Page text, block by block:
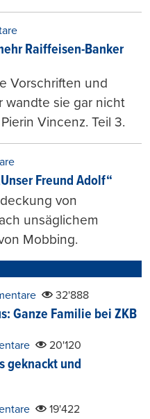
Raiffeisen-Banker
Vorschriften und
wandte sie gar nicht
Vincenz. Teil 3.
Freund Adolf“
von
unsäglichem
Mobbing.
32'888
Ganze Familie bei ZKB
20'120
geknackt und
19'422